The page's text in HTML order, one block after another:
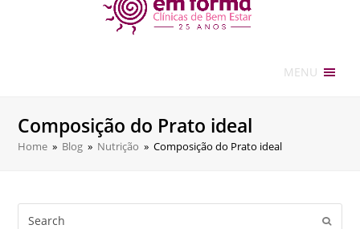
MENU
Composição do Prato ideal
Home » Blog » Nutrição » Composição do Prato ideal